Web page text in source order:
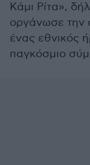
Κάμι Ρίτα»,
οργάνωσε την
ένας εθνικός
παγκόσμιο